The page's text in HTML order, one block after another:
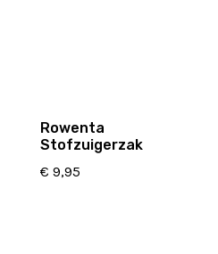
Rowenta
Stofzuigerzak
€ 9,95